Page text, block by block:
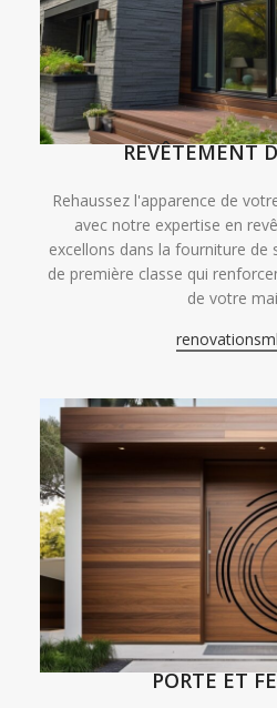
REVÊTEMENT
Rehaussez l'apparence de
avec notre expertise en
excellons dans la fourniture
de première classe qui
de votre
PORTE ET